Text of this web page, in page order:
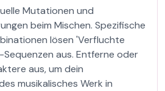
Mutationen und
beim Mischen. Spezifische
lösen 'Verfluchte
aus. Entferne oder
aus, um dein
musikalisches Werk in